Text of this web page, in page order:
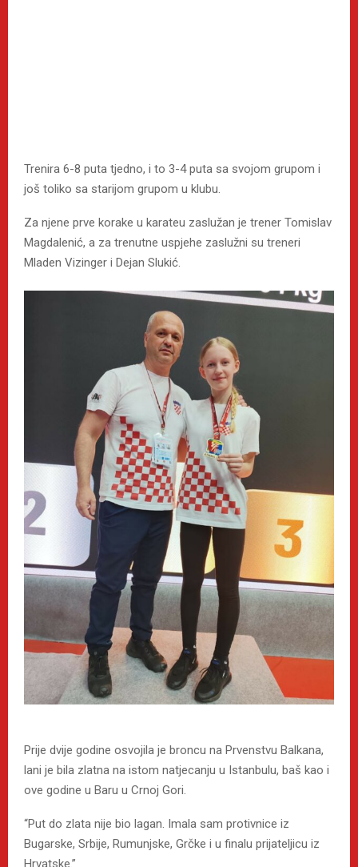
Trenira 6-8 puta tjedno, i to 3-4 puta sa svojom grupom i
još toliko sa starijom grupom u klubu.
Za njene prve korake u karateu zaslužan je trener Tomislav
Magdalenić, a za trenutne uspjehe zaslužni su treneri
Mladen Vizinger i Dejan Slukić.
Prije dvije godine osvojila je broncu na Prvenstvu Balkana,
lani je bila zlatna na istom natjecanju u Istanbulu, baš kao i
ove godine u Baru u Crnoj Gori.
“Put do zlata nije bio lagan. Imala sam protivnice iz
Bugarske, Srbije, Rumunjske, Grčke i u finalu prijateljicu iz
Hrvatske.”